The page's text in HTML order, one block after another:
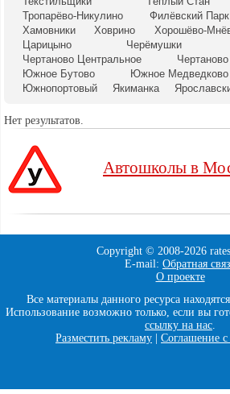
Тропарёво-Никулино
Филёвский Парк
Хамовники
Ховрино Хорошёво-
Царицыно
Черёмушки
Чертаново Центральное
Южное Бутово
Южное Медведково
Южнопортовый
Якиманка
Нет результатов.
Автошколы в
Copyright © 2008-2026
E-mail: Обратная
О проекте
Все материалы данного ресурса
Использование возможно только, если вы
ссылку на нас.
Разместить рекламу
Соглашение с